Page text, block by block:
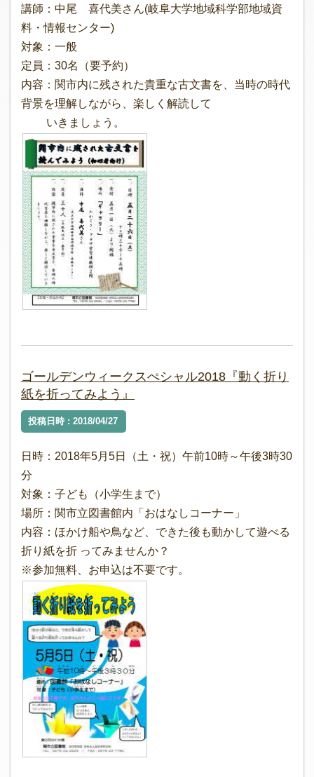
講師：中尾 喜代美さん(岐阜大学地域科学部地域資
料・情報センター)
対象：一般
定員：30名（要予約）
内容：関市内に残された貴重な古文書を、当時の時代
背景を理解しながら、楽しく解読して
いきましょう。
ゴールデンウィークスぺシャル2018『動く折り
紙を折ってみよう』
投稿日時 : 2018/04/27
日時：2018年5月5日（土・祝）午前10時～午後3時30
分
対象：子ども（小学生まで）
場所：関市立図書館内「おはなしコーナー」
内容：ほかけ船や鳥など、できた後も動かして遊べる
折り紙を折 ってみませんか？
※参加無料、お申込は不要です。